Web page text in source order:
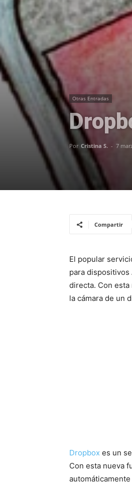
Otras Entradas
Por Cristina S. - 7
Compartir
El popular
para
directa. Con
la cámara de un
Dropbox es un
Con esta nueva